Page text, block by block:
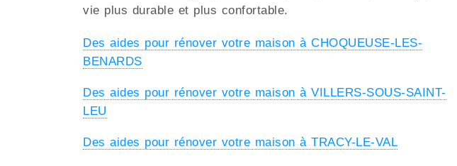
vie plus durable et plus confortable.
Des aides pour rénover votre maison à CHOQUEUSE-LES-
BENARDS
Des aides pour rénover votre maison à VILLERS-SOUS-SAINT-
LEU
Des aides pour rénover votre maison à TRACY-LE-VAL